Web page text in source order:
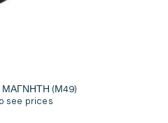
ΜΑΓΝΗΤΗ (Μ49)
see prices